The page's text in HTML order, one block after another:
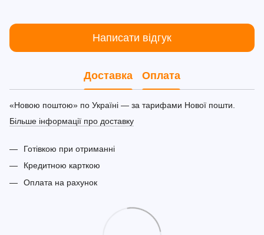
Написати відгук
Доставка Оплата
«Новою поштою» по Україні — за тарифами Нової пошти.
Більше інформації про доставку
Готівкою при отриманні
Кредитною карткою
Оплата на рахунок